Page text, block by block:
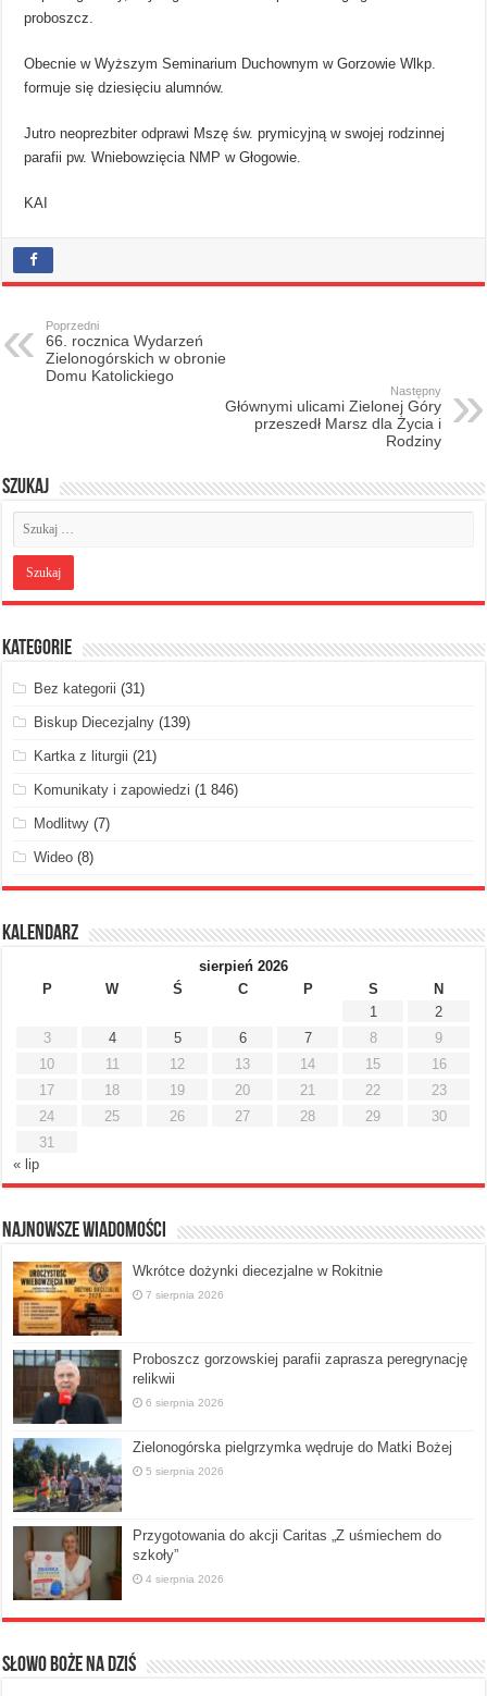
proboszcz.
Obecnie w Wyższym Seminarium Duchownym w Gorzowie Wlkp.
formuje się dziesięciu alumnów.
Jutro neoprezbiter odprawi Mszę św. prymicyjną w swojej rodzinnej
parafii pw. Wniebowzięcia NMP w Głogowie.
KAI
Poprzedni
66. rocznica Wydarzeń
Zielonogórskich w obronie
Domu Katolickiego
Następny
Głównymi ulicami Zielonej Góry
przeszedł Marsz dla Życia i
Rodziny
Szukaj
Kategorie
Bez kategorii (31)
Biskup Diecezjalny (139)
Kartka z liturgii (21)
Komunikaty i zapowiedzi (1 846)
Modlitwy (7)
Wideo (8)
Kalendarz
sierpień 2026
P
W Ś C P S
N
1
2
3
4 5 6 7 8
9
10
11 12 13 14 15
16
17
18 19 20 21 22
23
24
25 26 27 28 29
30
31
« lip
Najnowsze Wiadomości
Wkrótce dożynki diecezjalne w Rokitnie
7 sierpnia 2026
Proboszcz gorzowskiej parafii zaprasza peregrynację
relikwii
6 sierpnia 2026
Zielonogórska pielgrzymka wędruje do Matki Bożej
5 sierpnia 2026
Przygotowania do akcji Caritas „Z uśmiechem do
szkoły”
4 sierpnia 2026
Słowo Boże na dziś